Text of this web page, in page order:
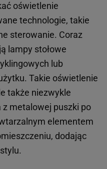
oświetlenie
technologie, takie
sterowanie. Coraz
lampy stołowe
lub
Takie oświetlenie
także niezwykle
metalowej puszki po
elementem
dodając